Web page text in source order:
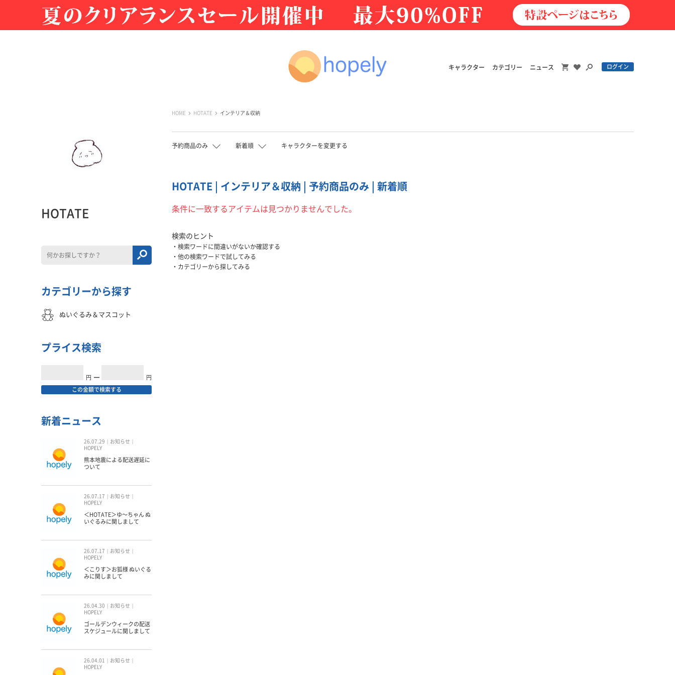
キャラクター カテゴリー ニュース ログイン
HOME HOTATE インテリア＆収納
予約商品のみ 新着順 キャラクターを変更する
HOTATE | インテリア＆収納 | 予約商品のみ | 新着順
条件に一致するアイテムは見つかりませんでした。
検索のヒント
検索ワードに間違いがないか確認する
他の検索ワードで試してみる
カテゴリーから探してみる
HOTATE
カテゴリーから探す
ぬいぐるみ＆マスコット
プライス検索
円 ━ 円
この金額で検索する
新着ニュース
26.07.29
お知らせ
HOPELY
熊本地震による配送遅延に
ついて
26.07.17
お知らせ
HOPELY
＜HOTATE＞ゆ〜ちゃん ぬ
いぐるみに関しまして
26.07.17
お知らせ
HOPELY
＜こりす＞お狐様 ぬいぐる
みに関しまして
26.04.30
お知らせ
HOPELY
ゴールデンウィークの配送
スケジュールに関しまして
26.04.01
お知らせ
HOPELY